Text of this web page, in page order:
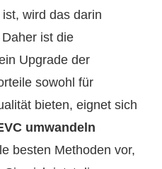
wird das darin
ist die
Upgrade der
sowohl für
bieten, eignet sich
umwandeln
besten Methoden vor,